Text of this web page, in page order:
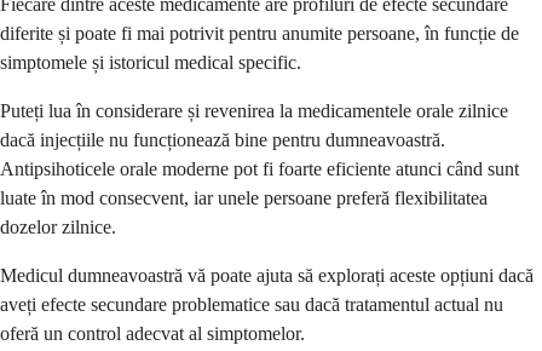
Fiecare dintre aceste medicamente are profiluri de efecte secundare
diferite și poate fi mai potrivit pentru anumite persoane, în funcție de
simptomele și istoricul medical specific.
Puteți lua în considerare și revenirea la medicamentele orale zilnice
dacă injecțiile nu funcționează bine pentru dumneavoastră.
Antipsihoticele orale moderne pot fi foarte eficiente atunci când sunt
luate în mod consecvent, iar unele persoane preferă flexibilitatea
dozelor zilnice.
Medicul dumneavoastră vă poate ajuta să explorați aceste opțiuni dacă
aveți efecte secundare problematice sau dacă tratamentul actual nu
oferă un control adecvat al simptomelor.